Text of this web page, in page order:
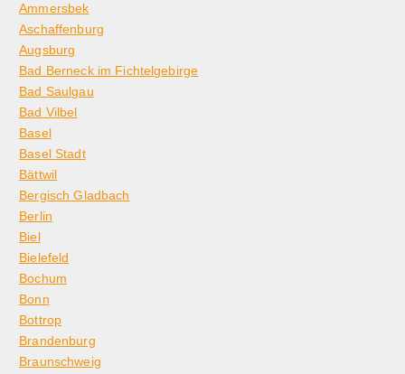
Ammersbek
Aschaffenburg
Augsburg
Bad Berneck im Fichtelgebirge
Bad Saulgau
Bad Vilbel
Basel
Basel Stadt
Bättwil
Bergisch Gladbach
Berlin
Biel
Bielefeld
Bochum
Bonn
Bottrop
Brandenburg
Braunschweig